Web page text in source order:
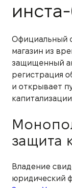
Официальный
магазин из
защищенный
регистрация
и открывает
защита
Владение
юридический